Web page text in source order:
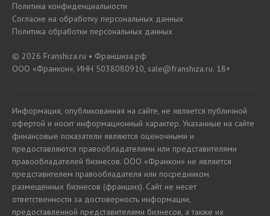
Политика конфиденциальности
Согласие на обработку персональных данных
Политика обработки персональных данных
© 2026 Franshiza.ru • Франшиза.рф
ООО «Франкон», ИНН 5038080910, sale@franshiza.ru. 18+
Информация, опубликованная на сайте, не является публичной
офертой и носит информационный характер. Указанные на сайте
финансовые показатели являются оценочными и
предоставляются правообладателями или представителями
правообладателей бизнесов. ООО «Франкон» не является
представителем правообладателя или посредником
размещенных бизнесов (франшиз). Сайт не несет
ответственности за достоверность информации,
предоставленной представителями бизнесов, а также их